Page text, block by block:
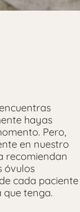
hayas
Pero,
en nuestro
recomiendan
óvulos
cada paciente
que tenga.